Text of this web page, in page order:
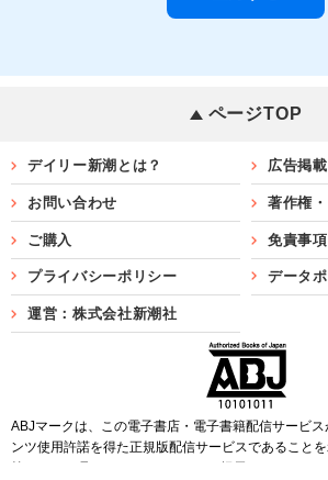
ページTOP
デイリー新潮とは？ 広告掲載
お問い合わせ 著作権
ご購入 免責事項
プライバシーポリシー データ
運営：株式会社新潮社
ABJマークは、この電子書店・電子書籍配信サービ
ンツ使用許諾を得た正規版配信サービスであること